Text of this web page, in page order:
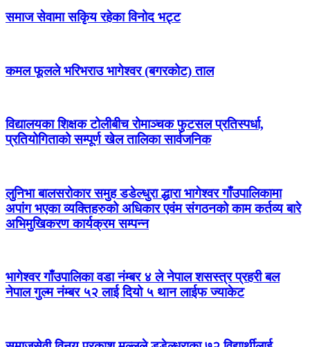
समाज सेवामा सकिृय रहेका विनोद भट्ट
कमल फूलले भरिभराउ भागेश्वर (बगरकोट) ताल
विद्यालयका शिक्षक टोलीबीच रोमाञ्चक फुटसल प्रतिस्पर्धा,
प्रतियोगिताको सम्पूर्ण खेल तालिका सार्वजनिक
लुनिभा बालसरोकार समुह डडेल्धुरा द्धारा भागेश्वर गाँउपालिकामा
अपांग भएका व्यक्तिहरुको अधिकार एवंम संगठनको काम कर्तव्य बारे
अभिमुखिकरण कार्यक्रम सम्पन्न
भागेश्वर गाँउपालिका वडा नंम्बर ४ ले नेपाल शसस्त्र प्रहरी बल
नेपाल गुल्म नंम्बर ५२ लाई दियो ५ थान लाईफ ज्याकेट